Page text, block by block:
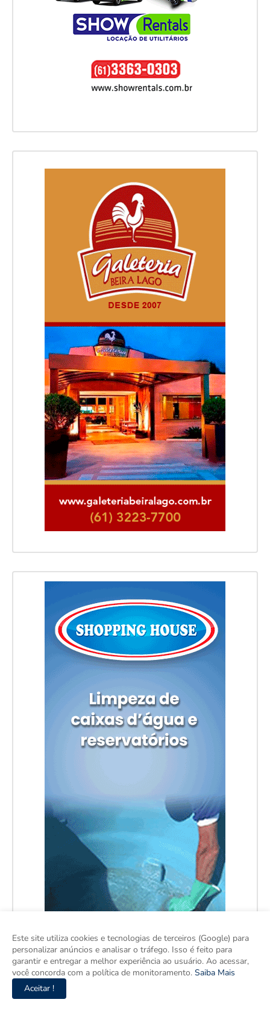
Este site utiliza cookies e tecnologias de terceiros (Google) para
personalizar anúncios e analisar o tráfego. Isso é feito para
garantir e entregar a melhor experiência ao usuário. Ao acessar,
você concorda com a política de monitoramento. Saiba Mais
Aceitar !